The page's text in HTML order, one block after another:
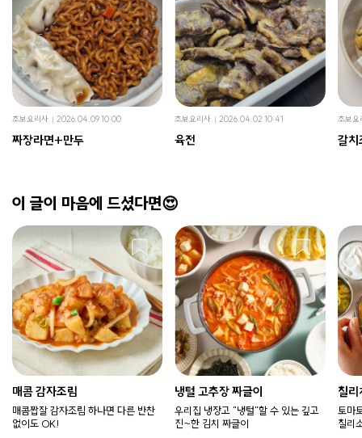
초보요리사 2026.04.09 10:00
짜장라면+만두
초보요리사 2026.04.02 10:41
육전
초보요
갈치
이 글이 마음에 드셨다면😍
매콤 감자조림
매콤짭잘 감자조림 하나면 다른 반찬
없이도 OK!
냉털 고추장 짜글이
우리집 냉장고 "냉털"할 수 있는 깊고
진~한 김치 짜글이
칠
토마
칠리